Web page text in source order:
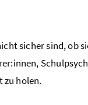
sicher sind, ob
holen.